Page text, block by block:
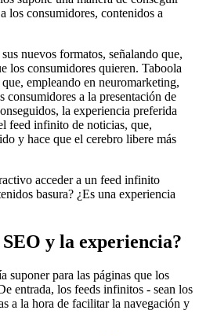
los consumidores, contenidos a
nuevos formatos, señalando que,
los consumidores quieren. Taboola
empleando en neuromarketing,
consumidores a la presentación de
la experiencia preferida
feed infinito de noticias, que,
y hace que el cerebro libere más
acceder a un feed infinito
basura? ¿Es una experiencia
y la experiencia?
suponer para las páginas que los
entrada, los feeds infinitos - sean los
a la hora de facilitar la navegación y